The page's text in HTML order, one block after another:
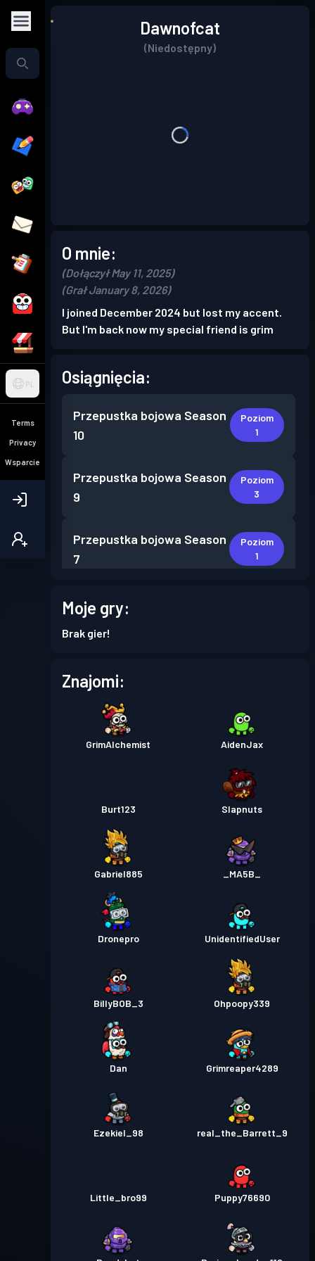
PL
Terms
Privacy
Wsparcie
Dawnofcat
(Niedostępny)
O mnie:
(Dołączył May 11, 2025)
(Grał January 8, 2026)
I joined December 2024 but lost my accent.
But I'm back now my special friend is grim
Osiągnięcia:
Przepustka bojowa Season
10
Poziom
1
Przepustka bojowa Season
9
Poziom
3
Przepustka bojowa Season
7
Poziom
1
Przepustka bojowa
Moje gry:
Brak gier!
Znajomi:
GrimAlchemist AidenJax
Burt123 Slapnuts
Gabriel885 _MA5B_
Dronepro UnidentifiedUser
BillyBOB_3 Ohpoopy339
Dan Grimreaper4289
Ezekiel_98 real_the_Barrett_9
Little_bro99 Puppy76690